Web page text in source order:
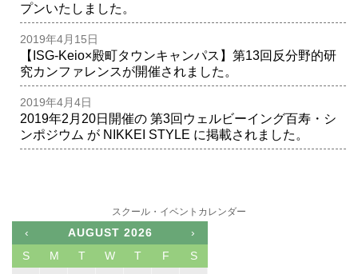
プンいたしました。
2019年4月15日
【ISG-Keio×殿町タウンキャンパス】第13回反分野的研
究カンファレンスが開催されました。
2019年4月4日
2019年2月20日開催の 第3回ウェルビーイング百寿・シ
ンポジウム が NIKKEI STYLE に掲載されました。
スクール・イベントカレンダー
‹ AUGUST 2026
›
S
M T W T F S